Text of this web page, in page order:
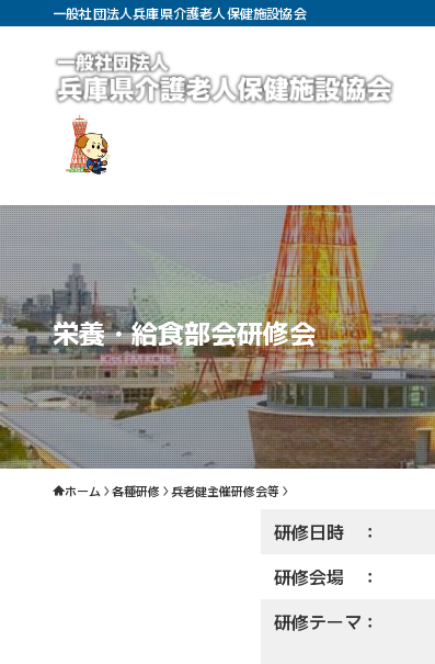
一般社団法人兵庫県介護老人保健施設協会
栄養・給食部会研修会
ホーム 各種研修 兵老健主催研修会等
研修日時 ：
研修会場 ：
研修テーマ：